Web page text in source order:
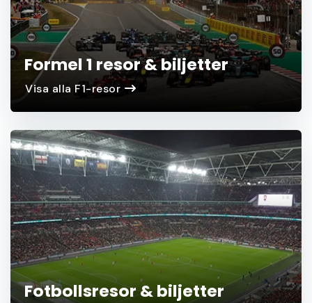
Formel 1 resor & biljetter
Visa alla F1-resor
Fotbollsresor & biljetter